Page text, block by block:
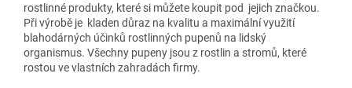
rostlinné produkty, které si můžete koupit pod jejich značkou.
Při výrobě je kladen důraz na kvalitu a maximální využití
blahodárných účinků rostlinných pupenů na lidský
organismus. Všechny pupeny jsou z rostlin a stromů, které
rostou ve vlastních zahradách firmy.